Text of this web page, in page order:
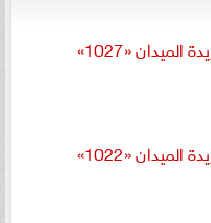
«1027»
«1022»